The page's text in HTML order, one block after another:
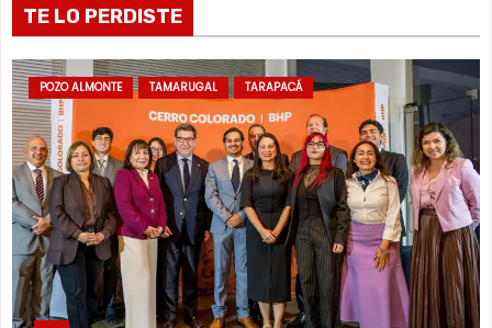
d
a
s
TE LO PERDISTE
POZO ALMONTE TAMARUGAL TARAPACÁ